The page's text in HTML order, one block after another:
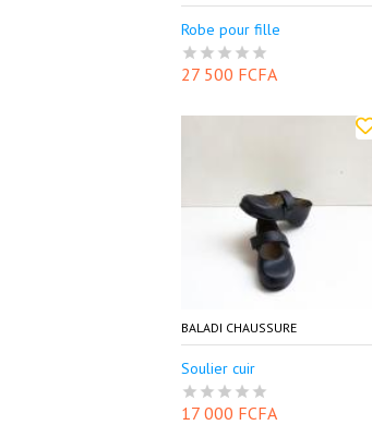
Robe pour fille
27 500 FCFA
BALADI CHAUSSURE
Soulier cuir
17 000 FCFA